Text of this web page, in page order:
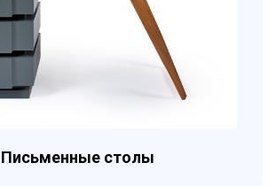
Письменные столы